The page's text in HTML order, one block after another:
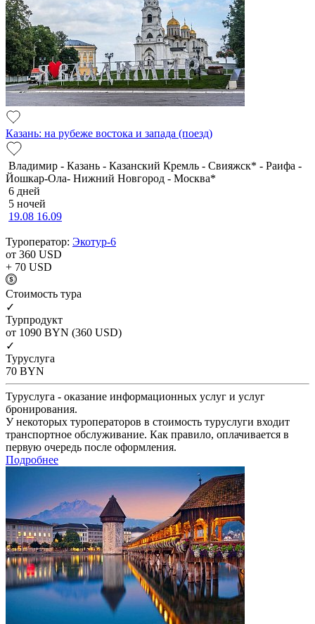
Казань: на рубеже востока и запада (поезд)
Владимир - Казань - Казанский Кремль - Свияжск* - Раифа -
Йошкар-Ола- Нижний Новгород - Москва*
6 дней
5 ночей
19.08 16.09
Туроператор: Экотур-6
от 360 USD
+ 70 USD
Cтоимость тура
✓
Турпродукт
от 1090 BYN (360 USD)
✓
Туруслуга
70 BYN
Туруслуга - оказание информационных услуг и услуг
бронирования.
У некоторых туроператоров в стоимость туруслуги входит
транспортное обслуживание. Как правило, оплачивается в
первую очередь после оформления.
Подробнее